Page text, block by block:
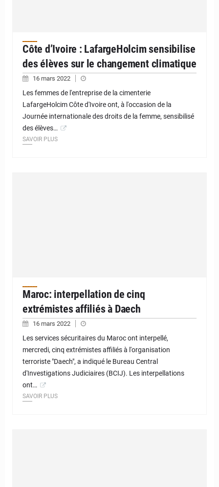
Côte d’Ivoire : LafargeHolcim sensibilise
des élèves sur le changement climatique
16 mars 2022
Les femmes de l'entreprise de la cimenterie
LafargeHolcim Côte d'Ivoire ont, à l'occasion de la
Journée internationale des droits de la femme, sensibilisé
des élèves…
SAVOIR PLUS
Maroc: interpellation de cinq
extrémistes affiliés à Daech
16 mars 2022
Les services sécuritaires du Maroc ont interpellé,
mercredi, cinq extrémistes affiliés à l'organisation
terroriste "Daech", a indiqué le Bureau Central
d'Investigations Judiciaires (BCIJ). Les interpellations
ont…
SAVOIR PLUS